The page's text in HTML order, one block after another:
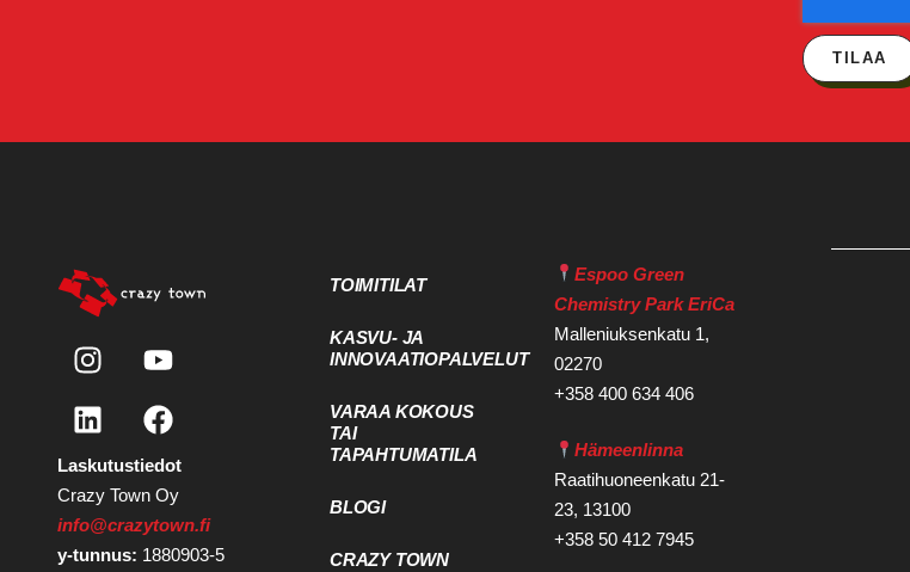
TILAA
Laskutustiedot
Crazy Town Oy
info@crazytown.fi
y-tunnus: 1880903-5
TOIMITILAT
KASVU- JA
INNOVAATIOPALVELUT
VARAA KOKOUS
TAI
TAPAHTUMATILA
BLOGI
CRAZY TOWN
Espoo Green
Chemistry Park EriCa
Malleniuksenkatu 1,
02270
+358 400 634 406
Hämeenlinna
Raatihuoneenkatu 21-
23, 13100
+358 50 412 7945